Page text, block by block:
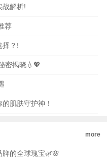
战解析!
荐
择？!
密揭晓💧💖
肌肤守护神！
more
的全球瑰宝🌿🌸